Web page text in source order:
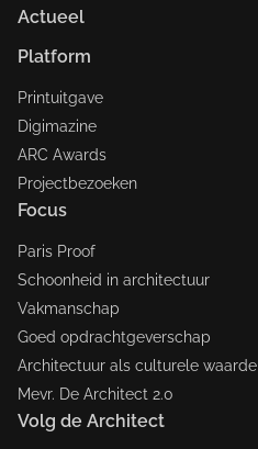
Actueel
Platform
Printuitgave
Digimazine
ARC Awards
Projectbezoeken
Focus
Paris Proof
Schoonheid in architectuur
Vakmanschap
Goed opdrachtgeverschap
Architectuur als culturele waarde
Mevr. De Architect 2.0
Volg de Architect